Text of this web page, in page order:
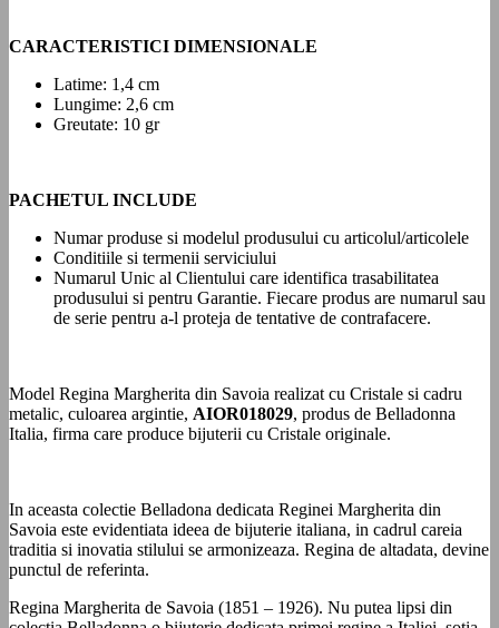
CARACTERISTICI DIMENSIONALE
Latime: 1,4 cm
Lungime: 2,6 cm
Greutate: 10 gr
PACHETUL INCLUDE
Numar produse si modelul produsului cu articolul/articolele
Conditiile si termenii serviciului
Numarul Unic al Clientului care identifica trasabilitatea
produsului si pentru Garantie. Fiecare produs are numarul sau
de serie pentru a-l proteja de tentative de contrafacere.
Model Regina Margherita din Savoia realizat cu Cristale si cadru
metalic, culoarea argintie, AIOR018029, produs de Belladonna
Italia, firma care produce bijuterii cu Cristale originale.
In aceasta colectie Belladona dedicata Reginei Margherita din
Savoia este evidentiata ideea de bijuterie italiana, in cadrul careia
traditia si inovatia stilului se armonizeaza. Regina de altadata, devine
punctul de referinta.
Regina Margherita de Savoia (1851 – 1926). Nu putea lipsi din